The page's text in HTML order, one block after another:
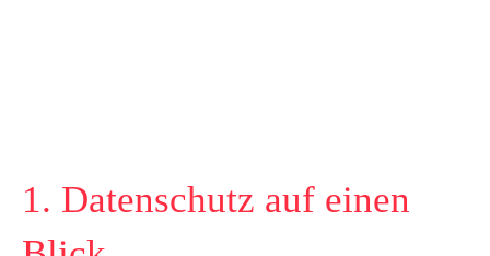
1. Datenschutz auf einen